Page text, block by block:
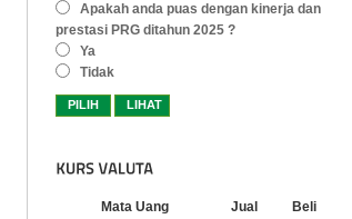
Apakah anda puas dengan kinerja dan
prestasi PRG ditahun 2025 ?
Ya
Tidak
Mata Uang Jual
Beli